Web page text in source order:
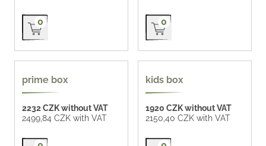
Přidat do košíku
0 Přidat do košíku
0
prime box
2232 CZK without VAT
2499,84 CZK with VAT
Přidat do košíku
kids box
1920 CZK without VAT
2150,40 CZK with VAT
Přidat do košíku